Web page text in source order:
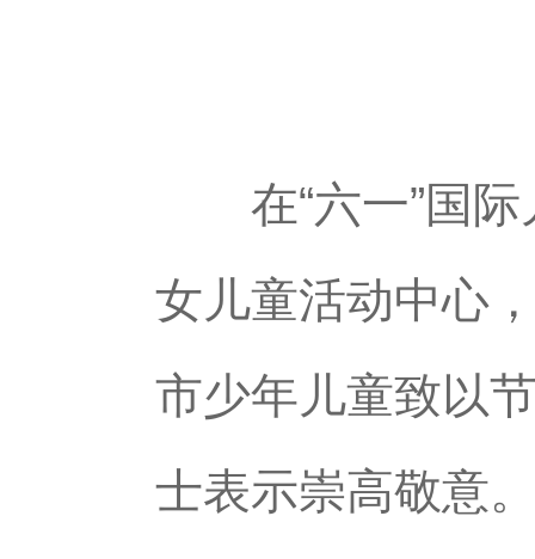
在“六一”国际
女儿童活动中心
市少年儿童致以
士表示崇高敬意